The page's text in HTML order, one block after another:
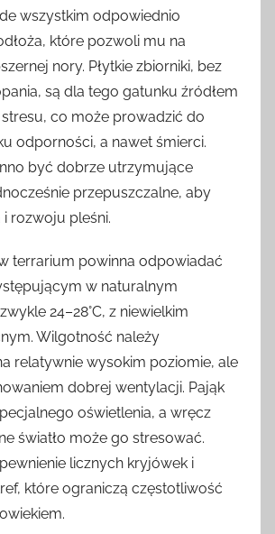
wszystkim odpowiednio
które pozwoli mu na
nory. Płytkie zbiorniki, bez
są dla tego gatunku źródłem
co może prowadzić do
odporności, a nawet śmierci.
być dobrze utrzymujące
przepuszczalne, aby
i rozwoju pleśni.
terrarium powinna odpowiadać
w naturalnym
24–28°C, z niewielkim
Wilgotność należy
relatywnie wysokim poziomie, ale
dobrej wentylacji. Pająk
oświetlenia, a wręcz
światło może go stresować.
licznych kryjówek i
które ograniczą częstotliwość